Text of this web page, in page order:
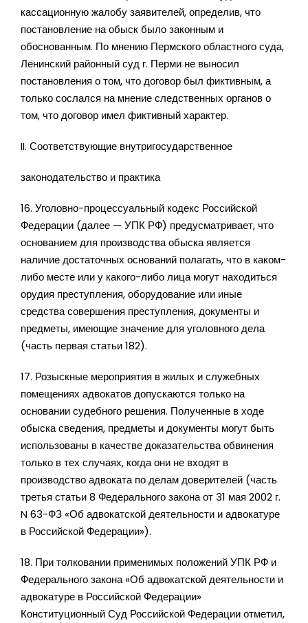
кассационную жалобу заявителей, определив, что
постановление на обыск было законным и
обоснованным. По мнению Пермского областного суда,
Ленинский районный суд г. Перми не выносил
постановления о том, что договор был фиктивным, а
только сослался на мнение следственных органов о
том, что договор имел фиктивный характер.
II. Соответствующие внутригосударственное
законодательство и практика
16. Уголовно-процессуальный кодекс Российской
Федерации (далее — УПК РФ) предусматривает, что
основанием для производства обыска является
наличие достаточных оснований полагать, что в каком-
либо месте или у какого-либо лица могут находиться
орудия преступления, оборудование или иные
средства совершения преступления, документы и
предметы, имеющие значение для уголовного дела
(часть первая статьи 182).
17. Розыскные мероприятия в жилых и служебных
помещениях адвокатов допускаются только на
основании судебного решения. Полученные в ходе
обыска сведения, предметы и документы могут быть
использованы в качестве доказательства обвинения
только в тех случаях, когда они не входят в
производство адвоката по делам доверителей (часть
третья статьи 8 Федерального закона от 31 мая 2002 г.
N 63-ФЗ «Об адвокатской деятельности и адвокатуре
в Российской Федерации»).
18. При толковании применимых положений УПК РФ и
Федерального закона «Об адвокатской деятельности и
адвокатуре в Российской Федерации»
Конституционный Суд Российской Федерации отметил,